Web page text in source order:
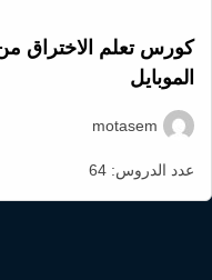
كورس تعلم الاختراق
الموبايل
motasem
عدد الدروس: 64